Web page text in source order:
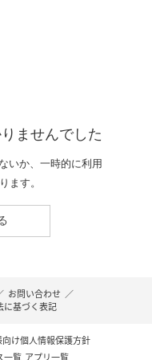
ませんでした
いか、一時的に利用
ます。
お問い合わせ ／
に基づく表記
け個人情報保護方針
一覧 アプリ一覧